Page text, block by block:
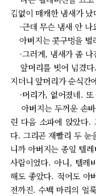
김없이 매캐한 냄새가 났
-근데 무슨 냄새 안 나
아버지는 콧구멍을 벌
-그러게, 냄새가 좀 나
앞머리를 빗어 넘겼다
지더니 앞머리가 순식간
-머리가, 없어졌네. 또
아버지는 두꺼운 손
린 다음 소파에 앉았다.
다. 그리곤 재빨리 두 눈
니까 아버지는 종일 텔
사람이었다. 아니, 텔레
해도 좋았다. 적어도 아
전까진. 수백 마리의 얼